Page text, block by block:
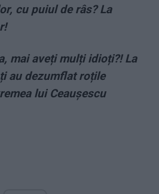
cu puiul de râs? La
mai aveți mulți idioți?! La
au dezumflat roțile
lui Ceaușescu